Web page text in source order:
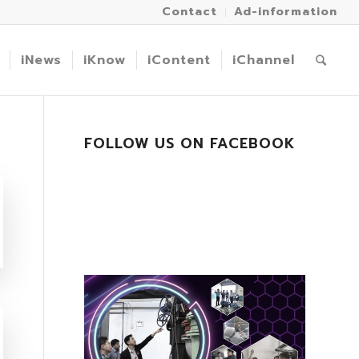
Contact Ad-information
iNews iKnow iContent iChannel
FOLLOW US ON FACEBOOK